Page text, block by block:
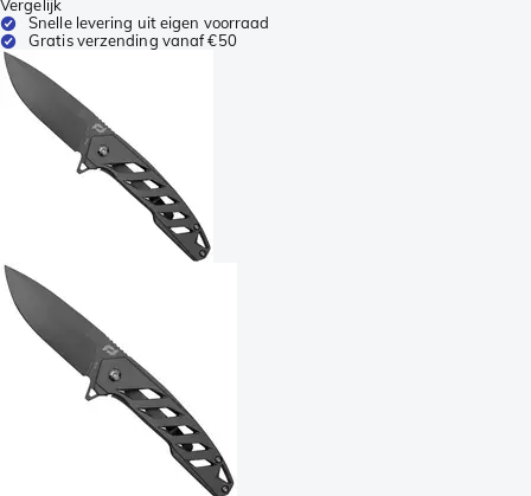
Vergelijk
Snelle levering uit eigen voorraad
Gratis verzending vanaf €50